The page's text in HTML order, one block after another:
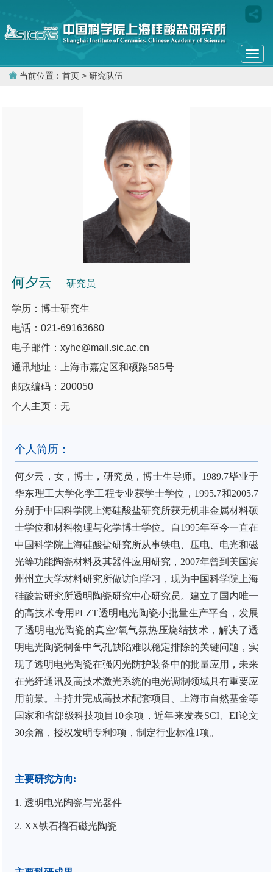
当前位置： 首页 > 研究队伍
何夕云 研究员
学历：博士研究生
电话：021-69163680
电子邮件：xyhe@mail.sic.ac.cn
通讯地址：上海市嘉定区和硕路585号
邮政编码：200050
个人主页：无
个人简历：
何夕云，女，博士，研究员，博士生导师。 1989.7毕业于
华东理工大学化学工程专业获学士学位， 1995.7和2005.7
分别于中国科学院上海硅酸盐研究所获无机非金属材料硕
士学位和材料物理与化学博士学位。自1995年至今一直在
中国科学院上海硅酸盐研究所从事铁电、压电、电光和磁
光等功能陶瓷材料及其器件应用研究， 2007年曾到美国宾
州州立大学材料研究所做访问学习，现为中国科学院上海
硅酸盐研究所透明陶瓷研究中心研究员。建立了国内唯一
的高技术专用PLZT透明电光陶瓷小批量生产平台， 发展
了透明电光陶瓷的真空/氧气氛热压烧结技术，解决了透
明电光陶瓷制备中气孔缺陷难以稳定排除的关键问题，实
现了透明电光陶瓷在强闪光防护装备中的批量应用，未来
在光纤通讯及高技术激光系统的电光调制领域具有重要应
用前景。主持并完成高技术配套项目、上海市自然基金等
国家和省部级科技项目 10余项，近年来发表SCI、EI论文
30余篇，授权发明专利 9项，制定行业标准1项。
主要研究方向:
1. 透明电光陶瓷与光器件
2. XX铁石榴石磁光陶瓷